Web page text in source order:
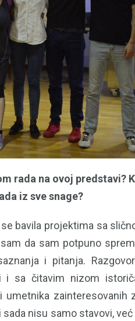
rada na ovoj predstavi?
iz sve snage?
bavila projektima sa
da sam potpuno
i pitanja.
i sa čitavim nizom
umetnika zainteresovanih
nisu samo stavovi,